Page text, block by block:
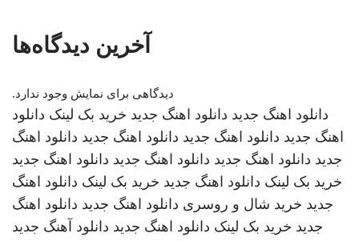
آخرین دیدگاه‌ها
دیدگاهی برای نمایش وجود ندارد.
دانلود اهنگ جدید دانلود اهنگ جدید خرید بک لینک دانلود
اهنگ جدید دانلود اهنگ جدید دانلود اهنگ جدید دانلود اهنگ
جدید دانلود اهنگ جدید دانلود اهنگ جدید دانلود اهنگ جدید
خرید بک لینک دانلود اهنگ جدید خرید بک لینک دانلود اهنگ
جدید خرید شال و روسری دانلود اهنگ جدید دانلود اهنگ
جدید خرید بک لینک دانلود اهنگ جدید دانلود آهنگ جدید